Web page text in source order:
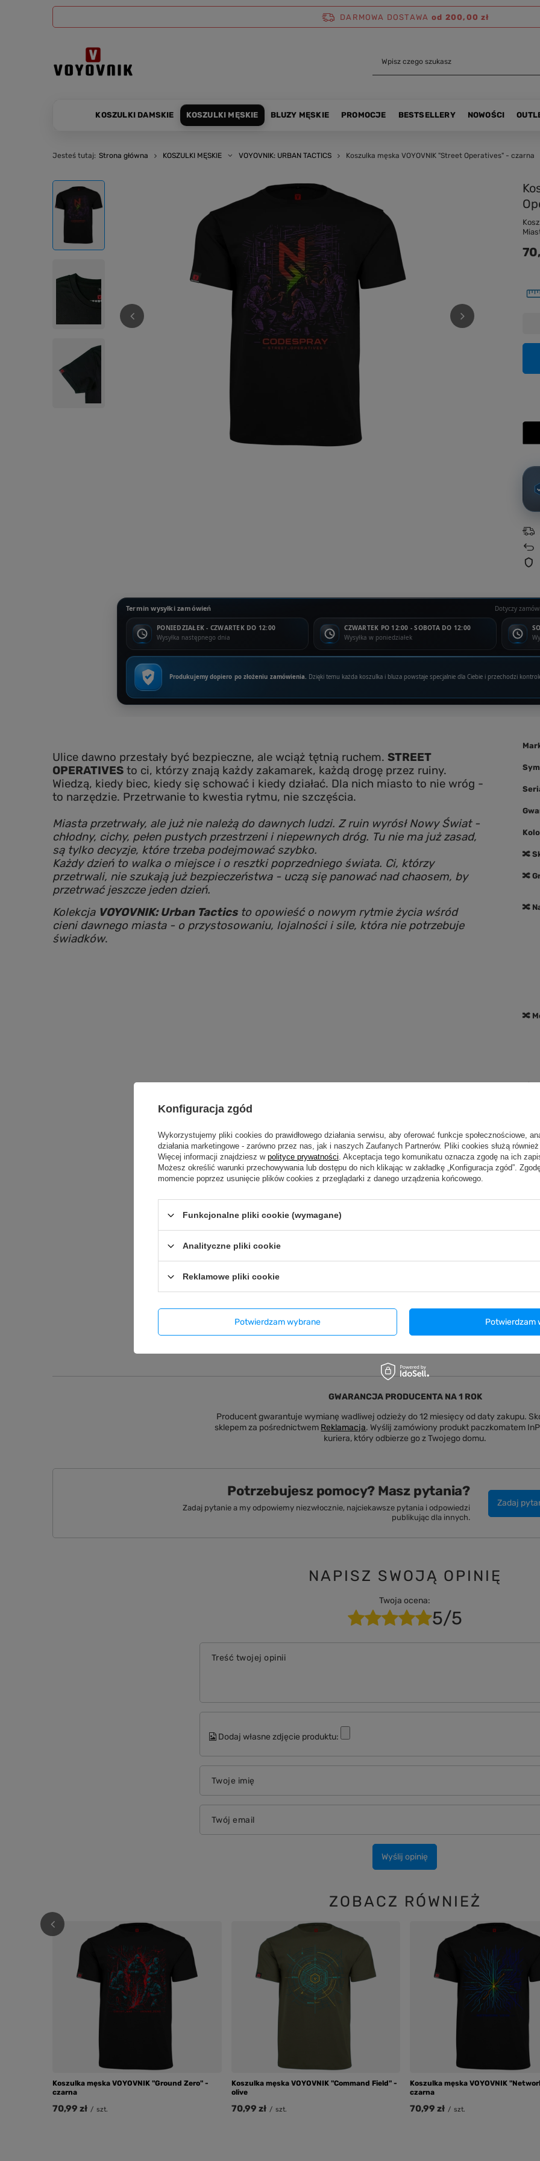
DARMOWA DOSTAWA od 200,00 zł
KOSZULKI DAMSKIE KOSZULKI MĘSKIE BLUZY MĘSKIE PROMOCJE BESTSELLERY NOWOŚCI
Jesteś tutaj: Strona główna KOSZULKI MĘSKIE VOYOVNIK: URBAN TACTICS Koszulka męska VOYOVNIK "Street Operatives" - czarna
Termin wysyłki zamówień Dotyczy
PONIEDZIAŁEK - CZWARTEK DO 12:00
Wysyłka następnego dnia
CZWARTEK PO 12:00 - SOBOTA DO 12:00
Wysyłka w poniedziałek
Produkujemy dopiero po złożeniu zamówienia. Dzięki temu każda koszulka i bluza powstaje specjalnie dla Ciebie i przechodzi
Ulice dawno przestały być bezpieczne, ale wciąż tętnią ruchem. STREET
OPERATIVES to ci, którzy znają każdy zakamarek, każdą drogę przez ruiny.
Wiedzą, kiedy biec, kiedy się schować i kiedy działać. Dla nich miasto to nie wróg -
to narzędzie. Przetrwanie to kwestia rytmu, nie szczęścia.
Miasta przetrwały, ale już nie należą do dawnych ludzi. Z ruin wyrósł Nowy Świat -
chłodny, cichy, pełen pustych przestrzeni i niepewnych dróg. Tu nie ma już zasad,
są tylko decyzje, które trzeba podejmować szybko.
Każdy dzień to walka o miejsce i o resztki poprzedniego świata. Ci, którzy
przetrwali, nie szukają już bezpieczeństwa - uczą się panować nad chaosem, by
przetrwać jeszcze jeden dzień.
Kolekcja VOYOVNIK: Urban Tacticsto opowieść o nowym rytmie życia wśród
cieni dawnego miasta - o przystosowaniu, lojalności i sile, która nie potrzebuje
świadków.
🔀
🔀
🔀
🔀
🔀
GWARANCJA PRODUCENTA NA 1 ROK
Producent gwarantuje wymianę wadliwej odzieży do 12 miesięcy od daty zakupu.
sklepem za pośrednictwem Reklamacja. Wyślij zamówiony produkt paczkomatem
kuriera, który odbierze go z Twojego domu.
Potrzebujesz pomocy? Masz pytania?
Zadaj pytanie a my odpowiemy niezwłocznie, najciekawsze pytania i odpowiedzi
publikując dla innych.
Zadaj
NAPISZ SWOJĄ OPINIĘ
Twoja ocena:
5/5
Treść twojej opinii
Dodaj własne zdjęcie produktu:
Twoje imię
Twój email
Wyślij opinię
ZOBACZ RÓWNIEŻ
Koszulka męska VOYOVNIK "Ground Zero" -
czarna
70,99 zł / szt.
Koszulka męska VOYOVNIK "Command Field" -
olive
70,99 zł / szt.
Koszulka męska VOYOVNIK
czarna
70,99 zł / szt.
Konfiguracja zgód
Wykorzystujemy pliki cookies do prawidłowego działania serwisu, aby oferować funkcje społecznościowe,
działania marketingowe - zarówno przez nas, jak i naszych Zaufanych Partnerów. Pliki cookies służą
Więcej informacji znajdziesz w polityce prywatności. Akceptacja tego komunikatu oznacza zgodę na ich
Możesz określić warunki przechowywania lub dostępu do nich klikając w zakładkę „Konfiguracja zgód”.
momencie poprzez usunięcie plików cookies z przeglądarki z danego urządzenia końcowego.
Funkcjonalne pliki cookie (wymagane)
Analityczne pliki cookie
Reklamowe pliki cookie
Potwierdzam wybrane Potwierdzam